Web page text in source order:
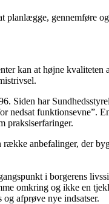
gennemføre
kan at højne
har
funktionsevne”.
praksiserfaringer.
anbefalinger, der
i borgerens
omkring og ikke en
afprøve nye indsatser.